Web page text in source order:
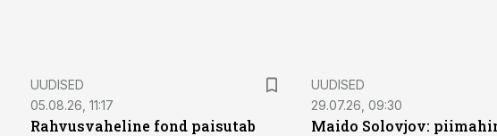
UUDISED
05.08.26, 11:17
Rahvusvaheline fond paisutab
UUDISED
29.07.26, 09:30
Maido Solovjov: